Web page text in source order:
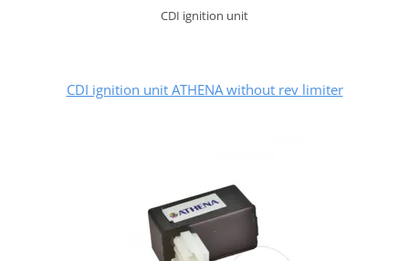
CDI ignition unit
CDI ignition unit ATHENA without rev limiter